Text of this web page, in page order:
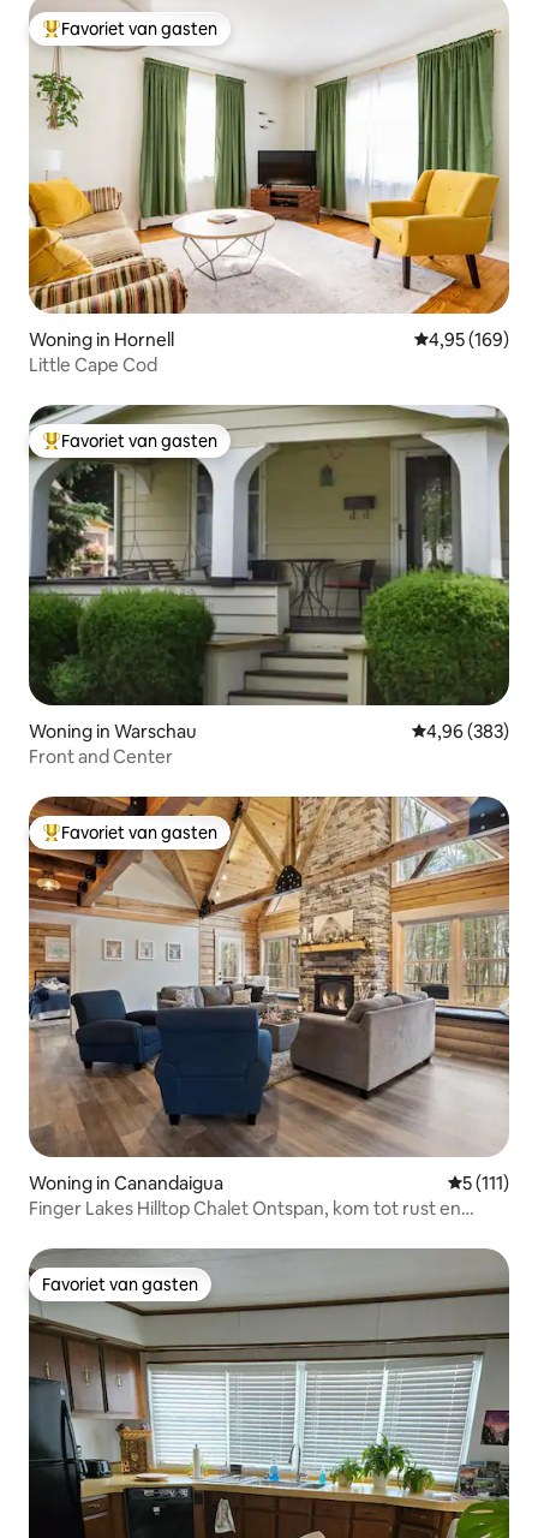
Topfavoriet van gasten
Favoriet van gasten
Woning in Hornell Gemiddelde
4,95 (169)
Little Cape Cod
Topfavoriet van gasten
Favoriet van gasten
Woning in Warschau Gemiddelde
4,96 (383)
Front and Center
Topfavoriet van gasten
Favoriet van gasten
Woning in Canandaigua
5 (111)
Finger Lakes Hilltop Chalet Ontspan, kom tot rust en
Favoriet van gasten
Favoriet van gasten